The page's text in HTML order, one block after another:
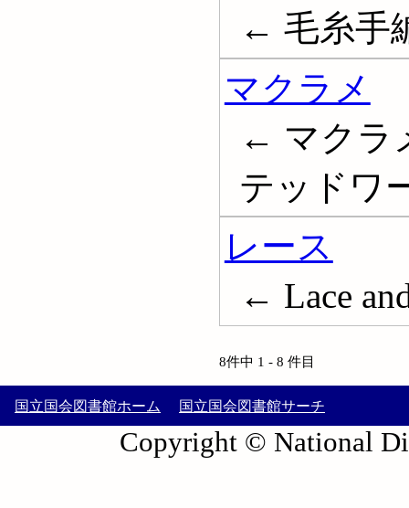
← 毛糸手
マクラメ
← マクラ
テッドワ
レース
← Lace
8件中 1 - 8 件目
国立国会図書館ホーム 国立国会図書館サーチ
Copyright © National